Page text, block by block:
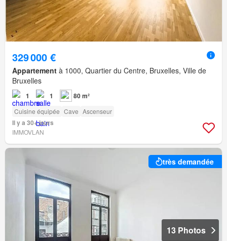
329 000 €
Appartement à 1000, Quartier du Centre, Bruxelles, Ville de
Bruxelles
1 1 80 m²
Cuisine équipée Cave Ascenseur
Il y a 30+ jours
IMMOVLAN
très demandée
13 Photos